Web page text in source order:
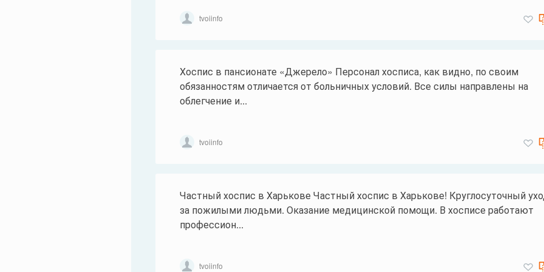
tvoiinfo
Хоспис в пансионате «Джерело» Персонал хосписа, как видно, по своим
обязанностям отличается от больничных условий. Все силы направлены на
облегчение и...
tvoiinfo
Частный хоспис в Харькове Частный хоспис в Харькове! Круглосуточный
за пожилыми людьми. Оказание медицинской помощи. В хосписе работают
профессион...
tvoiinfo